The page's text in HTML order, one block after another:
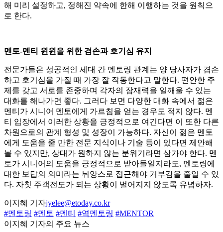
해 미리 설정하고, 정해진 약속에 한해 이행하는 것을 원칙으
로 한다.
멘토-멘티 윈윈을 위한 겸손과 호기심 유지
전문가들은 성공적인 세대 간 멘토링 관계는 양 당사자가 겸손
하고 호기심을 가질 때 가장 잘 작동한다고 말한다. 편안한 주
제를 갖고 서로를 존중하며 각자의 잠재력을 일깨울 수 있는
대화를 해나가면 좋다. 그러다 보면 다양한 대화 속에서 젊은
멘티가 시니어 멘토에게 가르침을 얻는 경우도 적지 않다. 멘
티 입장에서 이러한 상황을 긍정적으로 여긴다면 이 또한 다른
차원으로의 관계 형성 및 성장이 가능하다. 자신이 젊은 멘토
에게 도움을 줄 만한 전문 지식이나 기술 등이 있다면 제안해
볼 수 있지만, 상대가 원하지 않는 분위기라면 삼가야 한다. 멘
토가 시니어의 도움을 긍정적으로 받아들일지라도, 멘토링에
대한 보답의 의미라는 뉘앙스로 접근해야 거부감을 줄일 수 있
다. 자칫 주객전도가 되는 상황이 벌어지지 않도록 유념하자.
이지혜 기자jyelee@etoday.co.kr
#멘토링 #멘토 #멘티 #역멘토링 #MENTOR
이지혜 기자의 주요 뉴스